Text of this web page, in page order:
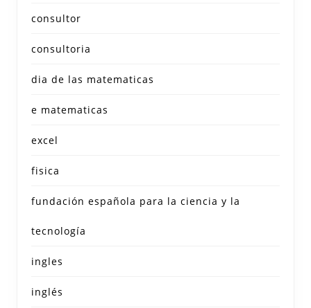
consultor
consultoria
dia de las matematicas
e matematicas
excel
fisica
fundación española para la ciencia y la
tecnología
ingles
inglés